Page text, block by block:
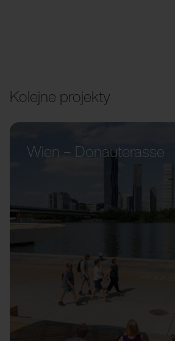
Kolejne projekty
Wien – Donauterasse